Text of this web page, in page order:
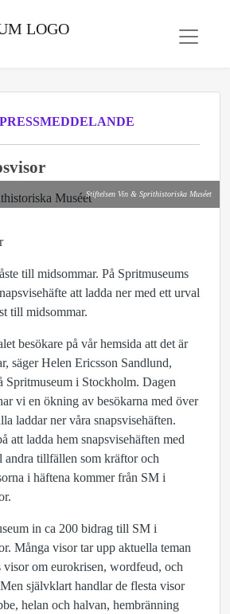
PRESSMEDDELANDE
Stiftelsen Vin & Sprithistoriska Muséet
till midsommar. På Spritmuseums
att ladda ner med ett urval
till midsommar.
besökare på vår hemsida att det är
säger Helen Ericsson Sandlund,
Spritmuseum i Stockholm. Dagen
vi en ökning av besökarna med över
laddar ner våra snapsvisehäften.
att ladda hem snapsvisehäften med
andra tillfällen som kräftor och
i häftena kommer från SM i
in ca 200 bidrag till SM i
Många visor tar upp aktuella teman
visor om eurokrisen, wordfeud, och
självklart handlar de flesta visor
helan och halvan, hembränning